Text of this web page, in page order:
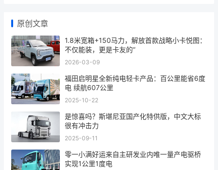
原创文章
1.8米宽箱+150马力，解放首款战略小卡悦图：
不仅能装，更是卡友的“
2026-03-09
福田启明星全新纯电轻卡产品：百公里能省6度
电 续航607公里
2025-10-22
是惊喜吗？斯堪尼亚国产化特供版，中文大标
很有冲击力
2025-09-11
零一小满好运来自主研发业内唯一量产电驱桥
实现1公里1度电